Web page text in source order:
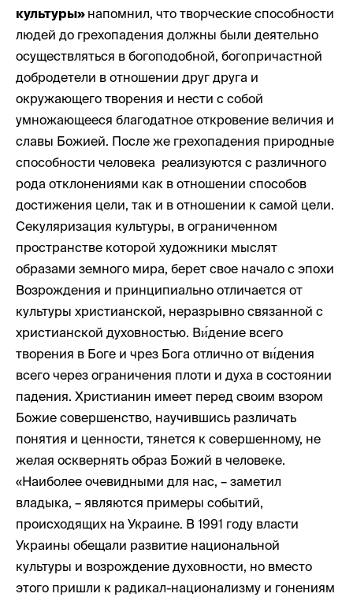
культуры» напомнил, что творческие способности
людей до грехопадения должны были деятельно
осуществляться в богоподобной, богопричастной
добродетели в отношении друг друга и
окружающего творения и нести с собой
умножающееся благодатное откровение величия и
славы Божией. После же грехопадения природные
способности человека реализуются с различного
рода отклонениями как в отношении способов
достижения цели, так и в отношении к самой цели.
Секуляризация культуры, в ограниченном
пространстве которой художники мыслят
образами земного мира, берет свое начало с эпохи
Возрождения и принципиально отличается от
культуры христианской, неразрывно связанной с
христианской духовностью. Ви́дение всего
творения в Боге и чрез Бога отлично от ви́дения
всего через ограничения плоти и духа в состоянии
падения. Христианин имеет перед своим взором
Божие совершенство, научившись различать
понятия и ценности, тянется к совершенному, не
желая осквернять образ Божий в человеке.
«Наиболее очевидными для нас, – заметил
владыка, – являются примеры событий,
происходящих на Украине. В 1991 году власти
Украины обещали развитие национальной
культуры и возрождение духовности, но вместо
этого пришли к радикал-национализму и гонениям